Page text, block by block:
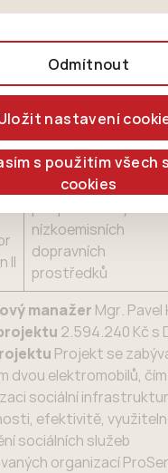
zjistit navštívené
lepší nákupní
vám pomůže vyhnout
produktů či
marketingové
Odmítnout
nastavení
s použitím všech
cookies
II
Prioritní oblast C 2.3
– zavádět a
maximálně
nízkoemisních
dopravních
prostředků
manažer Mgr. Pavel
2.594.240 Kč s
Projekt se
dvou elektromobilů,
sociální
efektivitě,
sociálních služeb
organizací